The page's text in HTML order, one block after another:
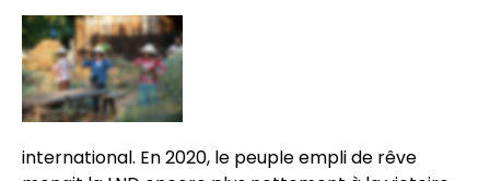
international. En 2020, le peuple empli de rêve